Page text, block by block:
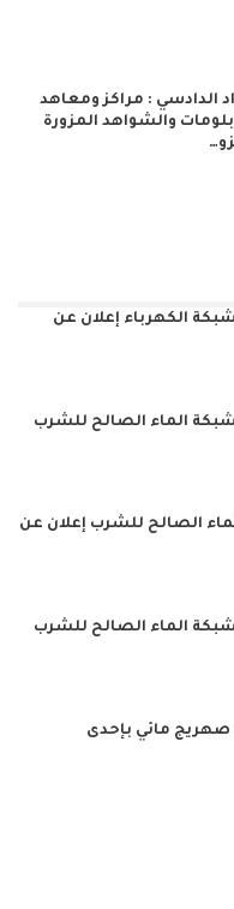
الدادسي : مراكز ومعاهد
والشواهد المزورة
الكهرباء إعلان عن
الماء الصالح للشرب
الصالح للشرب إعلان عن
الماء الصالح للشرب
مائي بإحدى